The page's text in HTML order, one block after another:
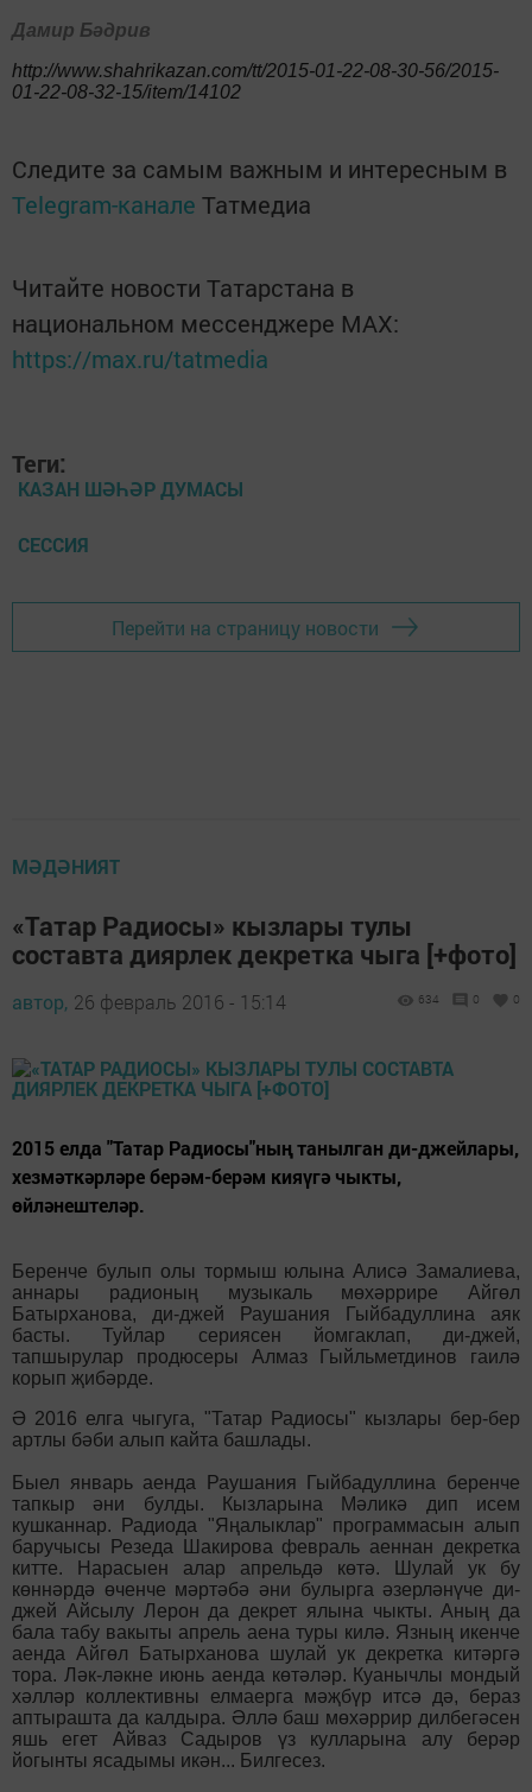
Дамир Бәдрив
http://www.shahrikazan.com/tt/2015-01-22-08-30-56/2015-
01-22-08-32-15/item/14102
Следите за самым важным и интересным в
Telegram-канале Татмедиа
Читайте новости Татарстана в
национальном мессенджере MАХ:
https://max.ru/tatmedia
Теги:
КАЗАН ШӘҺӘР ДУМАСЫ
СЕССИЯ
Перейти на страницу новости
МӘДӘНИЯТ
«Татар Радиосы» кызлары тулы
составта диярлек декретка чыга [+фото]
автор, 26 февраль 2016 - 15:14 634 0 0
2015 елда "Татар Радиосы"ның танылган ди-джейлары,
хезмәткәрләре берәм-берәм кияүгә чыкты,
өйләнештеләр.
Беренче булып олы тормыш юлына Алисә Замалиева,
аннары радионың музыкаль мөхәррире Айгөл
Батырханова, ди-джей Раушания Гыйбадуллина аяк
басты. Туйлар сериясен йомгаклап, ди-джей,
тапшырулар продюсеры Алмаз Гыйльметдинов гаилә
корып җибәрде.
Ә 2016 елга чыгуга, "Татар Радиосы" кызлары бер-бер
артлы бәби алып кайта башлады.
Быел январь аенда Раушания Гыйбадуллина беренче
тапкыр әни булды. Кызларына Мәликә дип исем
кушканнар. Радиода "Яңалыклар" программасын алып
баручысы Резеда Шакирова февраль аеннан декретка
китте. Нарасыен алар апрельдә көтә. Шулай ук бу
көннәрдә өченче мәртәбә әни булырга әзерләнүче ди-
джей Айсылу Лерон да декрет ялына чыкты. Аның да
бала табу вакыты апрель аена туры килә. Язның икенче
аенда Айгөл Батырханова шулай ук декретка китәргә
тора. Ләк-ләкне июнь аенда көтәләр. Куанычлы мондый
хәлләр коллективны елмаерга мәҗбүр итсә дә, бераз
аптырашта да калдыра. Әллә баш мөхәррир дилбегәсен
яшь егет Айваз Садыров үз кулларына алу берәр
йогынты ясадымы икән... Билгесез.